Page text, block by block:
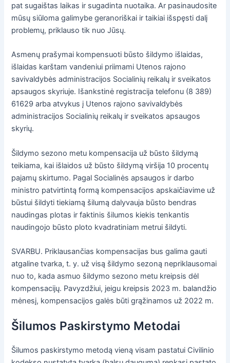
pat sugaištas laikas ir sugadinta nuotaika. Ar pasinaudosite
mūsų siūloma galimybe geranoriškai ir taikiai išspęsti dalį
problemų, priklauso tik nuo Jūsų.
Asmenų prašymai kompensuoti būsto šildymo išlaidas,
išlaidas karštam vandeniui priimami Utenos rajono
savivaldybės administracijos Socialinių reikalų ir sveikatos
apsaugos skyriuje. Išankstinė registracija telefonu (8 389)
61629 arba atvykus į Utenos rajono savivaldybės
administracijos Socialinių reikalų ir sveikatos apsaugos
skyrių.
Šildymo sezono metu kompensacija už būsto šildymą
teikiama, kai išlaidos už būsto šildymą viršija 10 procentų
pajamų skirtumo. Pagal Socialinės apsaugos ir darbo
ministro patvirtintą formą kompensacijos apskaičiavime už
būstui šildyti tiekiamą šilumą dalyvauja būsto bendras
naudingas plotas ir faktinis šilumos kiekis tenkantis
naudingojo būsto ploto kvadratiniam metrui šildyti.
SVARBU. Priklausančias kompensacijas bus galima gauti
atgaline tvarka, t. y. už visą šildymo sezoną nepriklausomai
nuo to, kada asmuo šildymo sezono metu kreipsis dėl
kompensacijų. Pavyzdžiui, jeigu kreipsis 2023 m. balandžio
mėnesį, kompensacijos galės būti grąžinamos už 2022 m.
Šilumos Paskirstymo Metodai
Šilumos paskirstymo metodą vieną visam pastatui Civilinio